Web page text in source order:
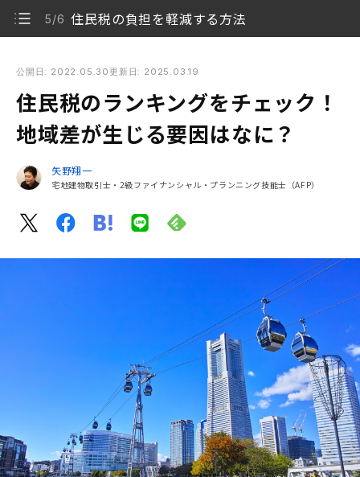
5/6 住民税の負担を軽減する方法
1/6 住民税とは
2/6 住民税の種類
3/6 住民税の徴収方法
4/6 2025年住民税が高い地域ランキング
5/6 住民税の負担を軽減する方法
公開日: 2022.05.30 更新日: 2025.03.19
住民税のランキングをチェック！
地域差が生じる要因はなに？
矢野翔一
宅地建物取引士・2級ファイナンシャル・プランニング技能士（AFP）